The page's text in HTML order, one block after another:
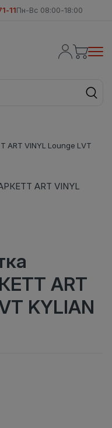
11Пн-Вс 08:00-18:00
ART VINYL Lounge LVT
ART
KYLIAN